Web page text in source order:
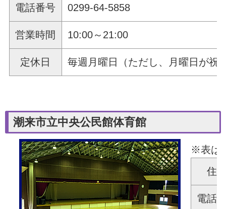
電話番号 0299-64-5858
営業時間 10:00～21:00
定休日 毎週月曜日（ただし、月曜日が祝
潮来市立中央公民館体育館
※表は
住
電話